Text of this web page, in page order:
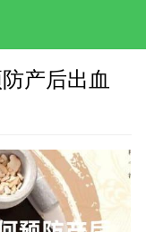
产后出血